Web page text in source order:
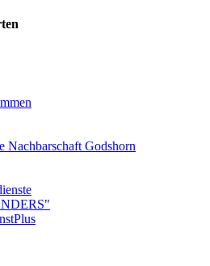
Nachbarschaft Godshorn